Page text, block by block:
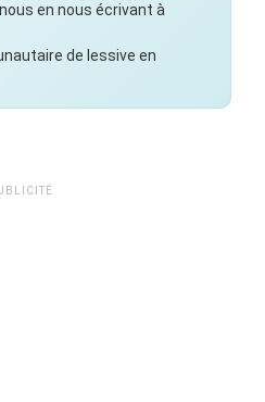
en nous écrivant à
de lessive en